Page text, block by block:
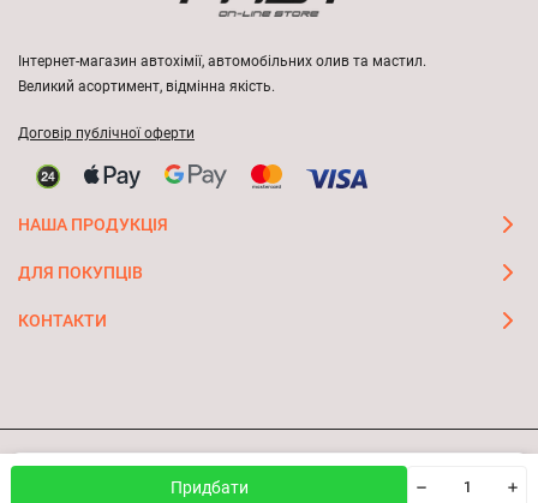
Придбати
Інтернет-магазин автохімії, автомобільних олив та мастил.
Великий асортимент, відмінна якість.
Договір публічної оферти
НАША ПРОДУКЦІЯ
ДЛЯ ПОКУПЦІВ
КОНТАКТИ